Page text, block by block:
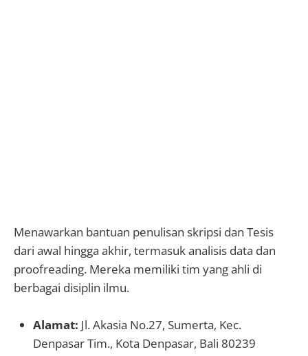
Menawarkan bantuan penulisan skripsi dan Tesis
dari awal hingga akhir, termasuk analisis data dan
proofreading. Mereka memiliki tim yang ahli di
berbagai disiplin ilmu.
Alamat: Jl. Akasia No.27, Sumerta, Kec.
Denpasar Tim., Kota Denpasar, Bali 80239